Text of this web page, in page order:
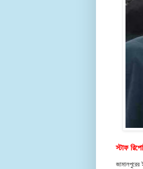
স্টাফ
জামালপুরের